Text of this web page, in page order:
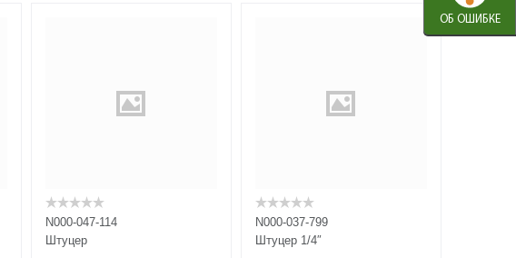
N000-047-114
Штуцер
N000-037-799
Штуцер 1/4″
ОБ ОШИБКЕ